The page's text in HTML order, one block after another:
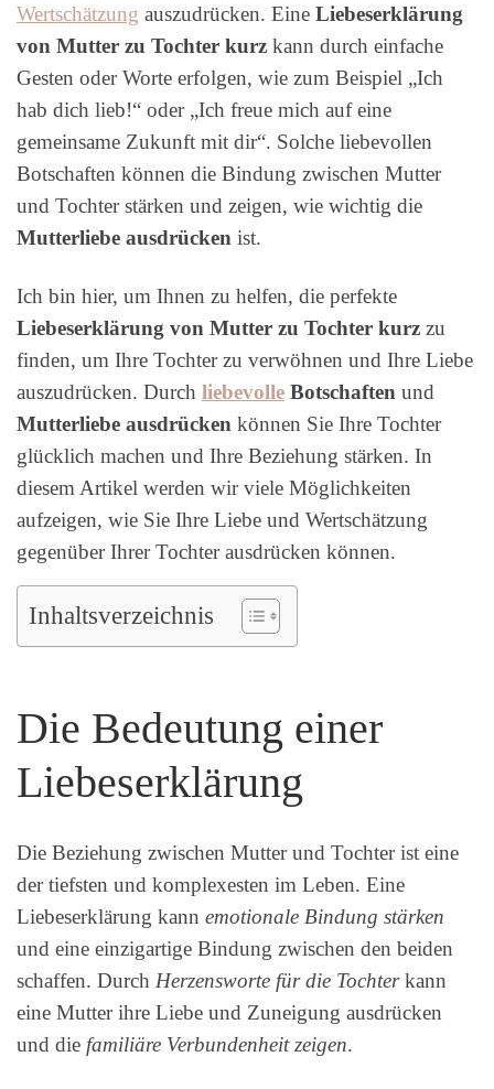
Wertschätzung auszudrücken. Eine Liebeserklärung
von Mutter zu Tochter kurz kann durch einfache
Gesten oder Worte erfolgen, wie zum Beispiel „Ich
hab dich lieb!“ oder „Ich freue mich auf eine
gemeinsame Zukunft mit dir“. Solche liebevollen
Botschaften können die Bindung zwischen Mutter
und Tochter stärken und zeigen, wie wichtig die
Mutterliebe ausdrücken ist.
Ich bin hier, um Ihnen zu helfen, die perfekte
Liebeserklärung von Mutter zu Tochter kurz zu
finden, um Ihre Tochter zu verwöhnen und Ihre Liebe
auszudrücken. Durch liebevolle Botschaften und
Mutterliebe ausdrücken können Sie Ihre Tochter
glücklich machen und Ihre Beziehung stärken. In
diesem Artikel werden wir viele Möglichkeiten
aufzeigen, wie Sie Ihre Liebe und Wertschätzung
gegenüber Ihrer Tochter ausdrücken können.
Inhaltsverzeichnis
Die Bedeutung einer
Liebeserklärung
Die Beziehung zwischen Mutter und Tochter ist eine
der tiefsten und komplexesten im Leben. Eine
Liebeserklärung kann emotionale Bindung stärken
und eine einzigartige Bindung zwischen den beiden
schaffen. Durch Herzensworte für die Tochterkann
eine Mutter ihre Liebe und Zuneigung ausdrücken
und die familiäre Verbundenheit zeigen.